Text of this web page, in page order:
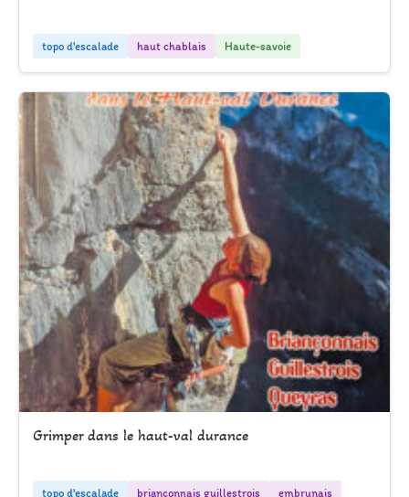
topo d'escalade haut chablais Haute-savoie
Grimper dans le haut-val durance
topo d'escalade briançonnais guillestrois embrunais